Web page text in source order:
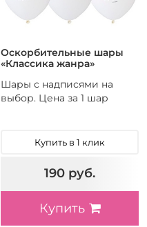
Оскорбительные шары
«Классика жанра»
Шары с надписями на
выбор. Цена за 1 шар
Купить в 1 клик
190 руб.
Купить